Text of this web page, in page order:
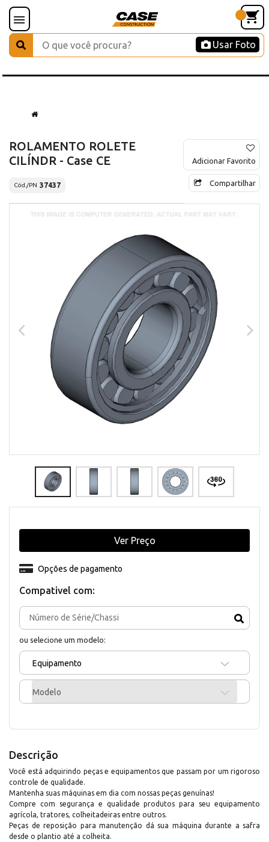
Usar Foto
ROLAMENTO ROLETE
CILÍNDR - Case CE
Cód./PN 37437
Adicionar Favorito
Compartilhar
Compativel com:
ou selecione um modelo:
Equipamento
Modelo
Opções de pagamento
Ver Preço
Descrição
Você está adquirindo peças e equipamentos que passam por um rigoroso
controle de qualidade.
Mantenha suas máquinas em dia com nossas peças genuínas!
Compre com segurança e qualidade produtos para seu equipamento
agrícola, tratores, colheitadeiras entre outros.
Peças de reposição para manutenção dá sua máquina durante a safra
desde o plantio até a colheita.